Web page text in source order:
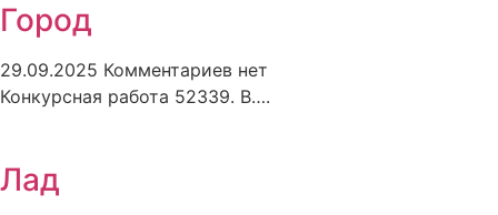
Город
29.09.2025 Комментариев нет
Конкурсная работа 52339. В….
Лад